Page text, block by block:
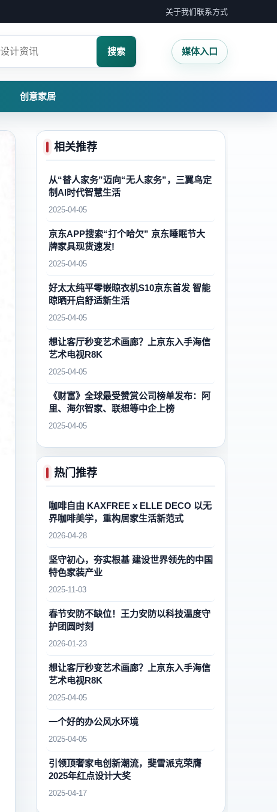
关于我们联系方式
搜索 媒体入口
创意家居
相关推荐
从“替人家务”迈向“无人家务”，三翼鸟定
制AI时代智慧生活
2025-04-05
京东APP搜索“打个哈欠” 京东睡眠节大
牌家具现货速发!
2025-04-05
好太太纯平零嵌晾衣机S10京东首发 智能
晾晒开启舒适新生活
2025-04-05
想让客厅秒变艺术画廊？上京东入手海信
艺术电视R8K
2025-04-05
《财富》全球最受赞赏公司榜单发布：阿
里、海尔智家、联想等中企上榜
2025-04-05
热门推荐
咖啡自由 KAXFREE x ELLE DECO 以无
界咖啡美学，重构居家生活新范式
2026-04-28
坚守初心，夯实根基 建设世界领先的中国
特色家装产业
2025-11-03
春节安防不缺位！王力安防以科技温度守
护团圆时刻
2026-01-23
想让客厅秒变艺术画廊？上京东入手海信
艺术电视R8K
2025-04-05
一个好的办公风水环境
2025-04-05
引领顶奢家电创新潮流，斐雪派克荣膺
2025年红点设计大奖
2025-04-17